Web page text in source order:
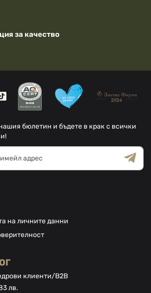
за качество
бюлетин и бъдете в крак с всички
за поверителност
на личните данни
клиенти/В2В
лв.